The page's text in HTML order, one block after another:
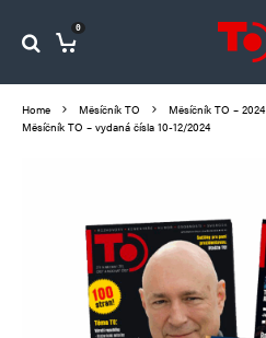
0
Home Měsíčník TO
Měsíčník TO – 2024
Měsíčník TO – vydaná čísla 10-12/2024